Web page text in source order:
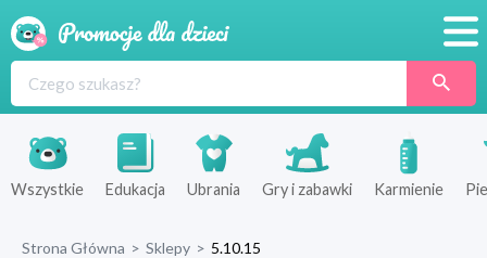
Produkty
Sklepy
Wszystkie Edukacja Ubrania Gry i zabawki Karmienie
Strona Główna > Sklepy > 5.10.15